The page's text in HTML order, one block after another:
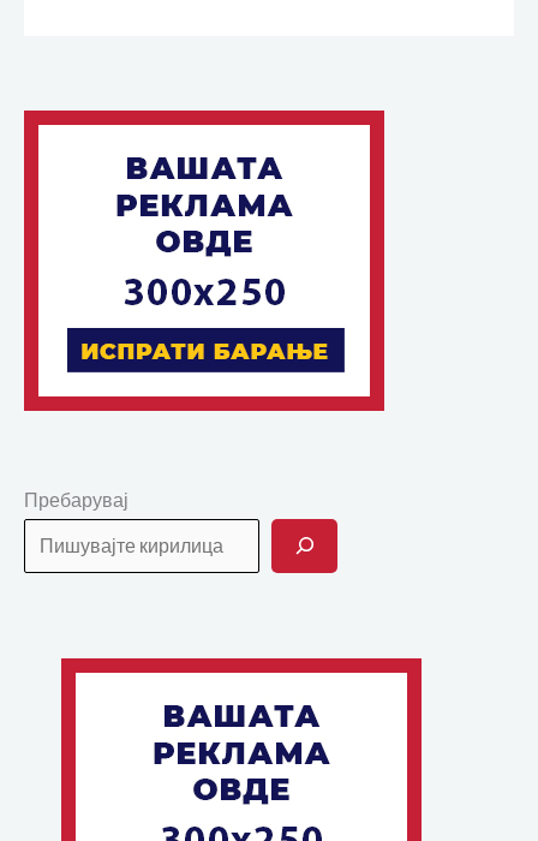
Пребарувај